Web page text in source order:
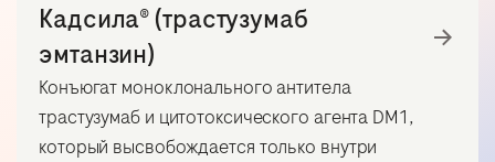
Кадсила® (трастузумаб
эмтанзин)
Конъюгат моноклонального антитела
трастузумаб и цитотоксического агента DM1,
который высвобождается только внутри